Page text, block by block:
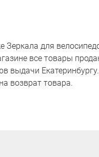
для
все товары
выдачи Екатеринбургу.
возврат товара.